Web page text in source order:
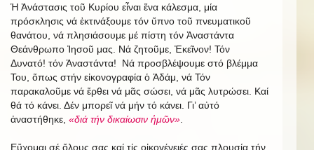
Ἡ Ἀνάστασις τοῦ Κυρίου εἶναι ἕνα κάλεσμα, μία
πρόσκλησις νά ἐκτινάξουμε τόν ὕπνο τοῦ πνευματικοῦ
θανάτου, νά πλησιάσουμε μέ πίστη τόν Ἀναστάντα
Θεάνθρωπο Ἰησοῦ μας. Νά ζητοῦμε, Ἐκεῖνον! Τόν
Δυνατό! τόν Ἀναστάντα! Νά προσβλέψουμε στό βλέμμα
Του, ὅπως στήν εἰκονογραφία ὁ Ἀδάμ, νά Τόν
παρακαλοῦμε νά ἔρθει νά μᾶς σώσει, νά μᾶς λυτρώσει. Καί
θά τό κάνει. Δέν μπορεῖ νά μήν τό κάνει. Γι’ αὐτό
ἀναστήθηκε, «διά τήν δικαίωσιν ἡμῶν»
Εὔχομαι σέ ὅλους σας καί τίς οἰκογένειές σας πλουσία τήν